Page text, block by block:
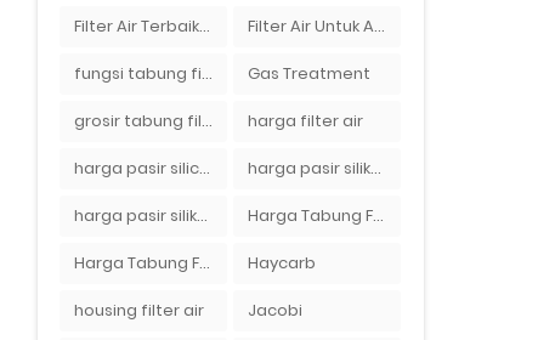
Filter Air Terbaik di Jakarta Filter Air Untuk Aquarium
fungsi tabung filter Gas Treatment
grosir tabung filter air harga filter air
harga pasir silica per ton per kg harga pasir silika per ton per kg
harga pasir silika putih Harga Tabung Filter 1054
Harga Tabung Filter Air Sumur Haycarb
housing filter air Jacobi